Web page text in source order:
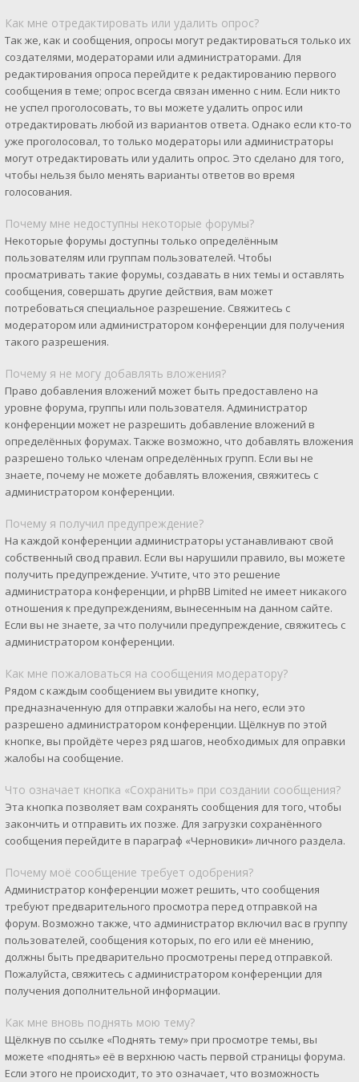
Как мне отредактировать или удалить опрос?
Так же, как и сообщения, опросы могут редактироваться только их
создателями, модераторами или администраторами. Для
редактирования опроса перейдите к редактированию первого
сообщения в теме; опрос всегда связан именно с ним. Если никто
не успел проголосовать, то вы можете удалить опрос или
отредактировать любой из вариантов ответа. Однако если кто-то
уже проголосовал, то только модераторы или администраторы
могут отредактировать или удалить опрос. Это сделано для того,
чтобы нельзя было менять варианты ответов во время
голосования.
Почему мне недоступны некоторые форумы?
Некоторые форумы доступны только определённым
пользователям или группам пользователей. Чтобы
просматривать такие форумы, создавать в них темы и оставлять
сообщения, совершать другие действия, вам может
потребоваться специальное разрешение. Свяжитесь с
модератором или администратором конференции для получения
такого разрешения.
Почему я не могу добавлять вложения?
Право добавления вложений может быть предоставлено на
уровне форума, группы или пользователя. Администратор
конференции может не разрешить добавление вложений в
определённых форумах. Также возможно, что добавлять вложения
разрешено только членам определённых групп. Если вы не
знаете, почему не можете добавлять вложения, свяжитесь с
администратором конференции.
Почему я получил предупреждение?
На каждой конференции администраторы устанавливают свой
собственный свод правил. Если вы нарушили правило, вы можете
получить предупреждение. Учтите, что это решение
администратора конференции, и phpBB Limited не имеет никакого
отношения к предупреждениям, вынесенным на данном сайте.
Если вы не знаете, за что получили предупреждение, свяжитесь с
администратором конференции.
Как мне пожаловаться на сообщения модератору?
Рядом с каждым сообщением вы увидите кнопку,
предназначенную для отправки жалобы на него, если это
разрешено администратором конференции. Щёлкнув по этой
кнопке, вы пройдёте через ряд шагов, необходимых для оправки
жалобы на сообщение.
Что означает кнопка «Сохранить» при создании сообщения?
Эта кнопка позволяет вам сохранять сообщения для того, чтобы
закончить и отправить их позже. Для загрузки сохранённого
сообщения перейдите в параграф «Черновики» личного раздела.
Почему моё сообщение требует одобрения?
Администратор конференции может решить, что сообщения
требуют предварительного просмотра перед отправкой на
форум. Возможно также, что администратор включил вас в группу
пользователей, сообщения которых, по его или её мнению,
должны быть предварительно просмотрены перед отправкой.
Пожалуйста, свяжитесь с администратором конференции для
получения дополнительной информации.
Как мне вновь поднять мою тему?
Щёлкнув по ссылке «Поднять тему» при просмотре темы, вы
можете «поднять» её в верхнюю часть первой страницы форума.
Если этого не происходит, то это означает, что возможность